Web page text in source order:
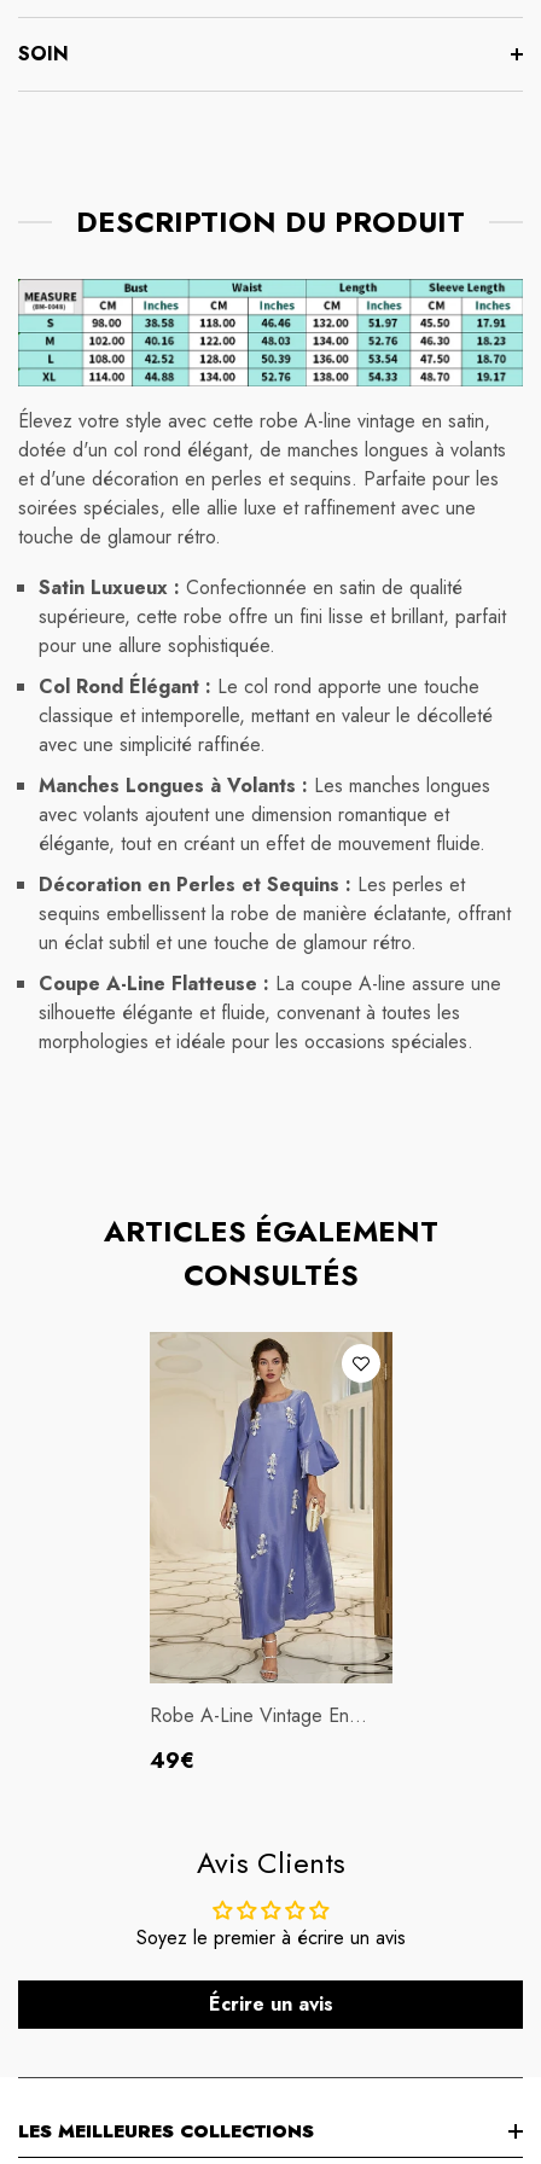
SOIN
DESCRIPTION DU PRODUIT
Élevez votre style avec cette robe A-line vintage en satin,
dotée d'un col rond élégant, de manches longues à volants
et d'une décoration en perles et sequins. Parfaite pour les
soirées spéciales, elle allie luxe et raffinement avec une
touche de glamour rétro.
Satin Luxueux : Confectionnée en satin de qualité
supérieure, cette robe offre un fini lisse et brillant, parfait
pour une allure sophistiquée.
Col Rond Élégant : Le col rond apporte une touche
classique et intemporelle, mettant en valeur le décolleté
avec une simplicité raffinée.
Manches Longues à Volants : Les manches longues
avec volants ajoutent une dimension romantique et
élégante, tout en créant un effet de mouvement fluide.
Décoration en Perles et Sequins : Les perles et
sequins embellissent la robe de manière éclatante, offrant
un éclat subtil et une touche de glamour rétro.
Coupe A-Line Flatteuse : La coupe A-line assure une
silhouette élégante et fluide, convenant à toutes les
morphologies et idéale pour les occasions spéciales.
ARTICLES ÉGALEMENT
CONSULTÉS
Robe A-Line Vintage En
Manches Longues À Volants
Prix
49€
Avis Clients
Soyez le premier à écrire un avis
Écrire un avis
LES MEILLEURES COLLECTIONS